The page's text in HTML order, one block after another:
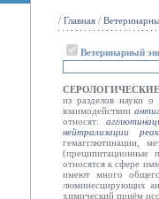
/ Главная /
Ветеринарный
из разделов науки
взаимодействии
относят:
нейтрализации
гемагглютинации,
(преципитационные
относятся к сфере
имеют много
люминесцирующих
химический приём